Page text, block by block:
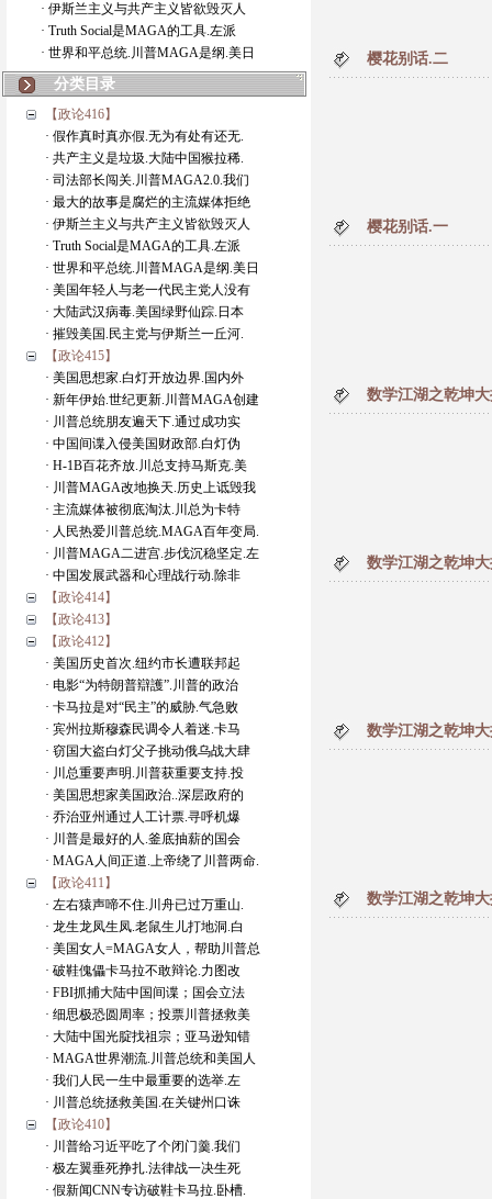
· 伊斯兰主义与共产主义皆欲毁灭人
· Truth Social是MAGA的工具.左派
· 世界和平总统.川普MAGA是纲.美日
分类目录
【政论416】
· 假作真时真亦假.无为有处有还无.
· 共产主义是垃圾.大陆中国猴拉稀.
· 司法部长闯关.川普MAGA2.0.我们
· 最大的故事是腐烂的主流媒体拒绝
· 伊斯兰主义与共产主义皆欲毁灭人
· Truth Social是MAGA的工具.左派
· 世界和平总统.川普MAGA是纲.美日
· 美国年轻人与老一代民主党人没有
· 大陆武汉病毒.美国绿野仙踪.日本
· 摧毁美国.民主党与伊斯兰一丘河.
【政论415】
· 美国思想家.白灯开放边界.国内外
· 新年伊始.世纪更新.川普MAGA创建
· 川普总统朋友遍天下.通过成功实
· 中国间谍入侵美国财政部.白灯伪
· H-1B百花齐放.川总支持马斯克.美
· 川普MAGA改地换天.历史上诋毁我
· 主流媒体被彻底淘汰.川总为卡特
· 人民热爱川普总统.MAGA百年变局.
· 川普MAGA二进宫.步伐沉稳坚定.左
· 中国发展武器和心理战行动.除非
【政论414】
【政论413】
【政论412】
· 美国历史首次.纽约市长遭联邦起
· 电影“为特朗普辯護”.川普的政治
· 卡马拉是对“民主”的威胁.气急败
· 宾州拉斯穆森民调令人着迷.卡马
· 窃国大盗白灯父子挑动俄乌战大肆
· 川总重要声明.川普获重要支持.投
· 美国思想家美国政治..深层政府的
· 乔治亚州通过人工计票.寻呼机爆
· 川普是最好的人.釜底抽薪的国会
· MAGA人间正道.上帝绕了川普两命.
【政论411】
· 左右猿声啼不住.川舟已过万重山.
· 龙生龙凤生凤.老鼠生儿打地洞.白
· 美国女人=MAGA女人，帮助川普总
· 破鞋傀儡卡马拉不敢辩论.力图改
· FBI抓捕大陆中国间谍；国会立法
· 细思极恐圆周率；投票川普拯救美
· 大陆中国光腚找祖宗；亚马逊知错
· MAGA世界潮流.川普总统和美国人
· 我们人民一生中最重要的选举.左
· 川普总统拯救美国.在关键州口诛
【政论410】
· 川普给习近平吃了个闭门羹.我们
· 极左翼垂死挣扎.法律战一决生死
· 假新闻CNN专访破鞋卡马拉.卧槽.
樱花别话.二
樱花别话.一
数学江湖之乾坤
数学江湖之乾坤
数学江湖之乾坤
数学江湖之乾坤